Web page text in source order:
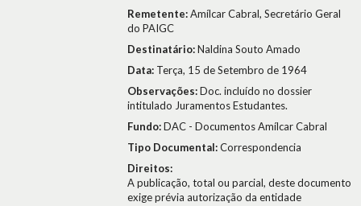
Remetente:Amílcar Cabral, Secretário Geral
do PAIGC
Destinatário:Naldina Souto Amado
Data: Terça, 15 de Setembro de 1964
Observações:Doc. incluído no dossier
intitulado Juramentos Estudantes.
Fundo:DAC - Documentos Amílcar Cabral
Tipo Documental:Correspondencia
Direitos:
A publicação, total ou parcial, deste documento
exige prévia autorização da entidade